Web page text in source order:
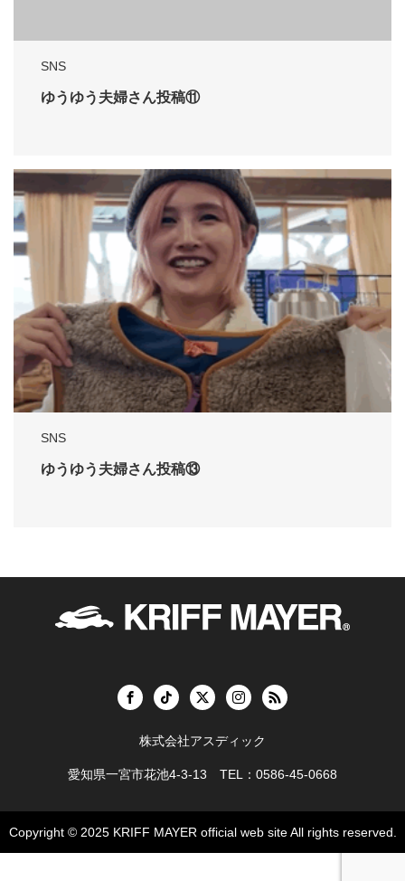
SNS
ゆうゆう夫婦さん投稿⑪
SNS
ゆうゆう夫婦さん投稿⑬
株式会社アスディック
愛知県一宮市花池4-3-13 TEL：0586-45-0668
Copyright © 2025 KRIFF MAYER official web siteAll rights reserved.